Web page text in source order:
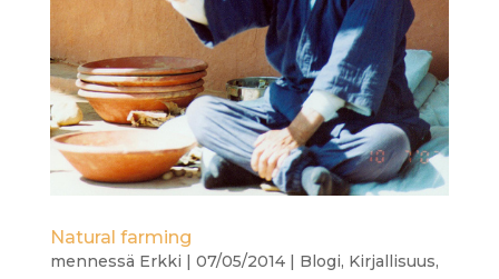
Natural farming
mennessä Erkki | 07/05/2014| Blogi, Kirjallisuus,